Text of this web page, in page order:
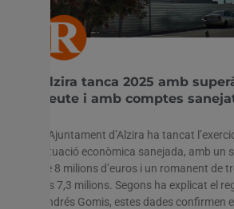
Alzira tanca 2025 amb
deute i amb comptes
L’Ajuntament d’Alzira ha tancat
situació econòmica sanejada, amb un
de 8 milions d’euros i un romanent de
als 7,3 milions. Segons ha explicat el
Andrés Gomis, estes dades confirmen